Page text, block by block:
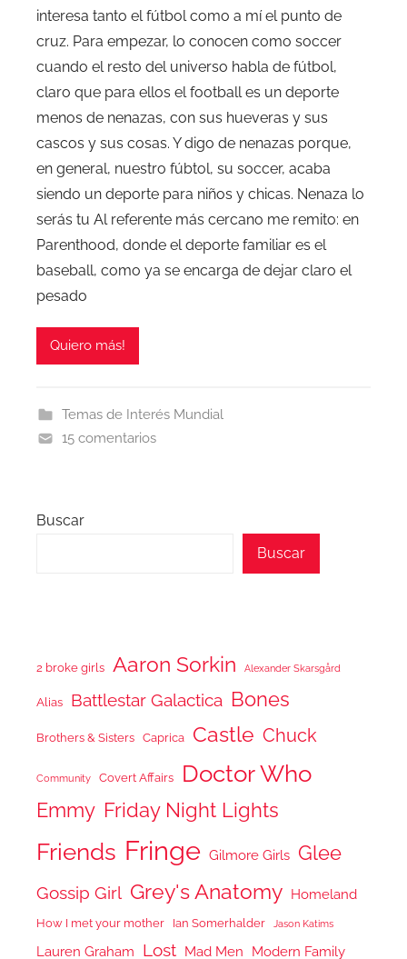
interesa tanto el fútbol como a mí el punto de
cruz. Para empezar, lo conocen como soccer
cuando el resto del universo habla de fútbol,
claro que para ellos el football es un deporte
menos de nenazas, con sus hueveras y sus
cascos y sus cosas. Y digo de nenazas porque,
en general, nuestro fúbtol, su soccer, acaba
siendo un deporte para niños y chicas. Nenaza lo
serás tu Al referente más cercano me remito: en
Parenthood, donde el deporte familiar es el
baseball, como ya se encarga de dejar claro el
pesado
Quiero más!
Temas de Interés Mundial
15 comentarios
Buscar
Buscar
2 broke girls Aaron Sorkin Alexander Skarsgård
Alias Battlestar Galactica Bones
Brothers & Sisters Caprica Castle Chuck
Community Covert Affairs Doctor Who
Emmy Friday Night Lights
Friends Fringe Gilmore Girls Glee
Gossip Girl Grey's Anatomy Homeland
How I met your mother Ian Somerhalder Jason Katims
Lauren Graham Lost Mad Men Modern Family